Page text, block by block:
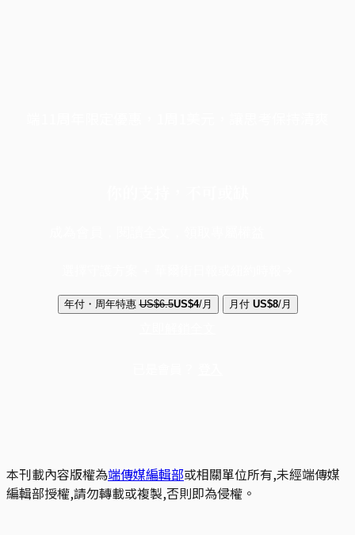
年付・周年特惠 US$6.5US$4/月 月付 US$8/月
本刊載內容版權為端傳媒編輯部或相關單位所有,未經端傳媒
編輯部授權,請勿轉載或複製,否則即為侵權。